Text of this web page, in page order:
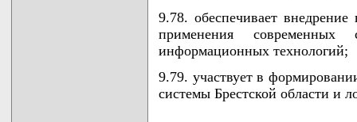
9.78. обеспечивает
применения современных
информационных технологий;
9.79. участвует в
системы Брестской области и